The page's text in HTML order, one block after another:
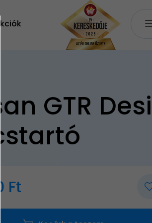
Akciók
GTR
Ft